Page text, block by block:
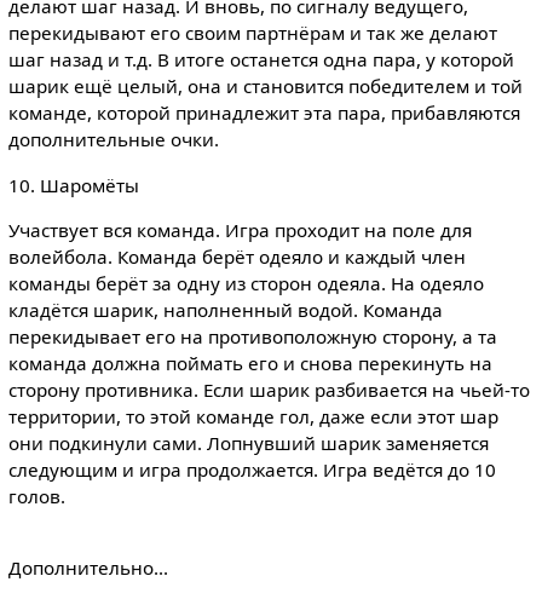
делают шаг назад. И вновь, по сигналу ведущего,
перекидывают его своим партнёрам и так же делают
шаг назад и т.д. В итоге останется одна пара, у которой
шарик ещё целый, она и становится победителем и той
команде, которой принадлежит эта пара, прибавляются
дополнительные очки.
10. Шаромёты
Участвует вся команда. Игра проходит на поле для
волейбола. Команда берёт одеяло и каждый член
команды берёт за одну из сторон одеяла. На одеяло
кладётся шарик, наполненный водой. Команда
перекидывает его на противоположную сторону, а та
команда должна поймать его и снова перекинуть на
сторону противника. Если шарик разбивается на чьей-то
территории, то этой команде гол, даже если этот шар
они подкинули сами. Лопнувший шарик заменяется
следующим и игра продолжается. Игра ведётся до 10
голов.
Дополнительно...